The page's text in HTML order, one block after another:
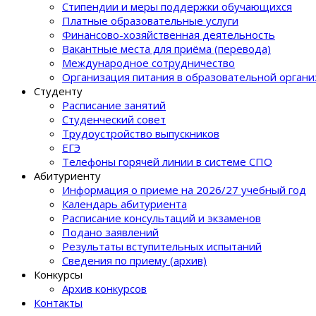
Стипендии и меры поддержки обучающихся
Платные образовательные услуги
Финансово-хозяйственная деятельность
Вакантные места для приёма (перевода)
Международное сотрудничество
Организация питания в образовательной
Студенту
Расписание занятий
Студенческий совет
Трудоустройство выпускников
ЕГЭ
Телефоны горячей линии в системе СПО
Абитуриенту
Информация о приеме на 2026/27 учебный год
Календарь абитуриента
Расписание консультаций и экзаменов
Подано заявлений
Результаты вступительных испытаний
Сведения по приему (архив)
Конкурсы
Архив конкурсов
Контакты